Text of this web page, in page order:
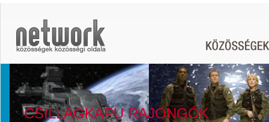
CSILLAGKAPU RAJONGÓK